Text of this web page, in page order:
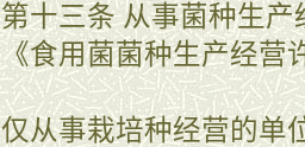
第十三条 从事菌种生
《食用菌菌种生产经营
仅从事栽培种经营的单